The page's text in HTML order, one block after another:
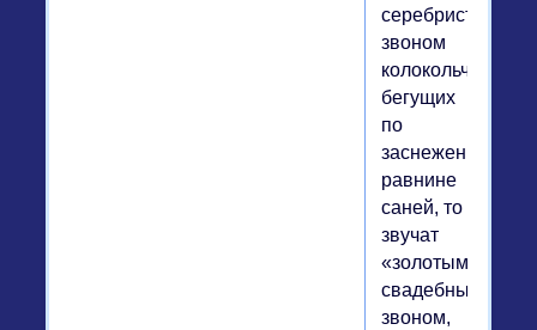
серебристым
звоном
колокольчиков
бегущих
по
заснеженной
равнине
саней, то
звучат
«золотым»
свадебным
звоном,